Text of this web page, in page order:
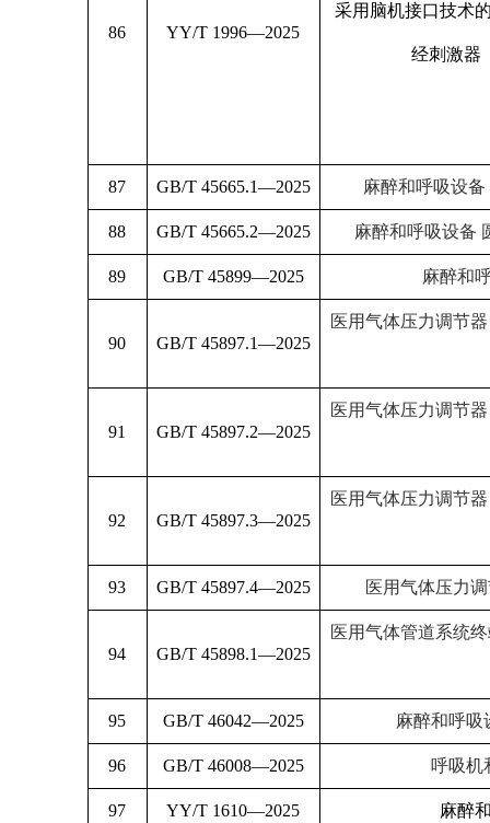
86 YY/T 1996—2025
采用脑机接口技术
经刺激器
87 GB/T 45665.1—2025 麻醉和呼吸设
88 GB/T 45665.2—2025 麻醉和呼吸设备
89 GB/T 45899—2025 麻醉和
90 GB/T 45897.1—2025
医用气体压力调节
91 GB/T 45897.2—2025
医用气体压力调节
92 GB/T 45897.3—2025
医用气体压力调节
93 GB/T 45897.4—2025 医用气体压力
94 GB/T 45898.1—2025
医用气体管道系统
95 GB/T 46042—2025 麻醉和呼吸
96 GB/T 46008—2025 呼吸机
97 YY/T 1610—2025 麻醉